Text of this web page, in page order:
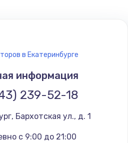
в Екатеринбурге
информация
239-52-18
, Бархотская ул., д. 1
с 9:00 до 21:00